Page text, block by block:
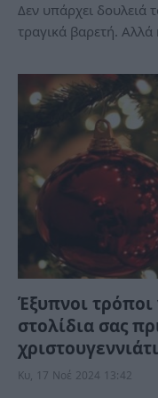
Δεν υπάρχει δουλειά
τραγικά βαρετή. Αλλά
Έξυπνοι τρόποι
στολίδια σας
Κυ, 17 Νοέ 2024 13:42